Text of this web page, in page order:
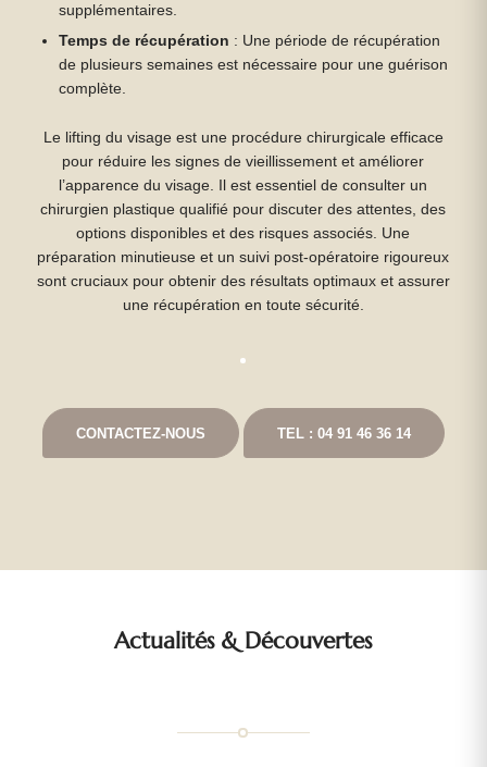
supplémentaires.
Temps de récupération : Une période de récupération
de plusieurs semaines est nécessaire pour une guérison
complète.
Le lifting du visage est une procédure chirurgicale efficace
pour réduire les signes de vieillissement et améliorer
l’apparence du visage. Il est essentiel de consulter un
chirurgien plastique qualifié pour discuter des attentes, des
options disponibles et des risques associés. Une
préparation minutieuse et un suivi post-opératoire rigoureux
sont cruciaux pour obtenir des résultats optimaux et assurer
une récupération en toute sécurité.
CONTACTEZ-NOUS TEL : 04 91 46 36 14
Actualités & Découvertes